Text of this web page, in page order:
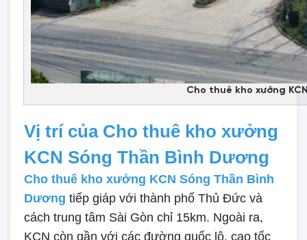
Cho thuê kho xưởng
Vị trí của Cho thuê kho xưởng
KCN Sóng Thần Bình Dương
Cho thuê kho xưởng KCN Sóng Thần Bình
Dương tiếp giáp với thành phố Thủ Đức và
cách trung tâm Sài Gòn chỉ 15km. Ngoài ra,
KCN còn gần với các đường quốc lộ, cao tốc